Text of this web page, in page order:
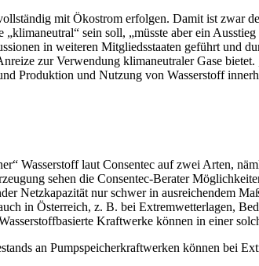
mit Ökostrom erfolgen. Damit ist zwar
sein soll, „müsste aber ein
in weiteren Mitgliedsstaaten geführt und
zur Verwendung klimaneutraler Gase
Produktion und Nutzung von Wasserstoff
Wasserstoff laut Consentec auf zwei Arten,
sehen die Consentec-Berater
Netzkapazität nur schwer in ausreichendem
in Österreich, z. B. bei Extremwetterlagen,
Kraftwerke können in einer
an Pumpspeicherkraftwerken können bei